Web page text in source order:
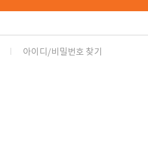
아이디/비밀번호 찾기